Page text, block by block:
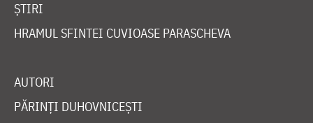
ȘTIRI
HRAMUL SFINTEI CUVIOASE PARASCHEVA
AUTORI
PĂRINȚI DUHOVNICEȘTI